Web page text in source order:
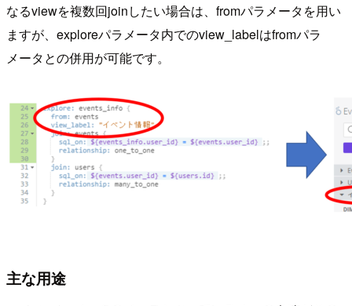
なるviewを複数回joinしたい場合は、fromパラメータを用い
ますが、exploreパラメータ内でのview_labelはfromパラ
メータとの併用が可能です。
主な用途